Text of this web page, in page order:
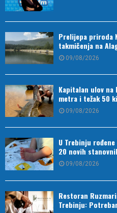
Prelijepa priroda
takmičenja na
09/08/2026
Kapitalan ulov na
metra i težak 50
09/08/2026
U Trebinju
20 novih
09/08/2026
Restoran
Trebinju: